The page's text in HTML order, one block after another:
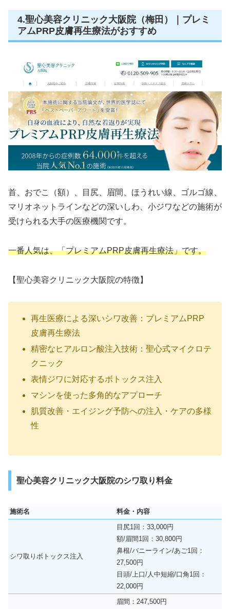
4.聖心美容クリニック大阪院（梅田）｜プレミ
アムPRP皮膚再生療法がおすすめ
首、おでこ（額）、目尻、眉間、ほうれい線、ゴルゴ線、
マリオネットラインなどの深いしわ、小ジワなどの施術が
受けられる大手の医療機関です。
一番人気は、「プレミアムPRP皮膚再生療法」です。
【聖心美容クリニック大阪院の特徴】
再生医療による深いシワ改善：プレミアムPRP
皮膚再生療法
精密なヒアルロン酸注入技術：聖心式マイクロテ
クニック
表情ジワに対応するボトックス注入
マシンを使った多角的なアプローチ
肌質改善・エイジング予防への注入・ケアの多様
性
聖心美容クリニック大阪院のシワ取り料金
施術名 料金・内容
シワ取りボトックス注入
目尻1回：33,000円
額/眉間1回：30,800円
鼻根/バニーライン/あご1回：
27,500円
目頭/上口/人中短縮/口角1回：
22,000円
眉間：247,500円